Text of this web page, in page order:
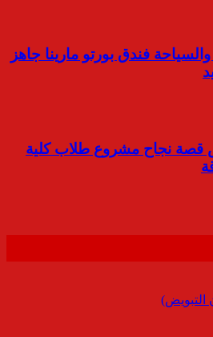
فندق بورتو مارينا جاهز
قصة نجاح مشروع طلاب كلية